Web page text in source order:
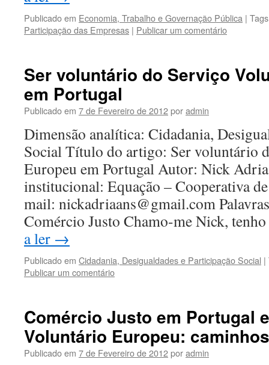
Publicado em Economia, Trabalho e Governação Pública | Tags
Participação das Empresas | Publicar um comentário
Ser voluntário do Serviço
em Portugal
Publicado em 7 de Fevereiro de 2012poradmin
Dimensão analítica: Cidadania,
Social Título do artigo: Ser voluntário
Europeu em Portugal Autor: Nick
institucional: Equação – Cooperativa
mail: nickadriaans@gmail.com
Comércio Justo Chamo-me Nick,
a ler →
Publicado em Cidadania, Desigualdades e Participação Social |
Publicar um comentário
Comércio Justo em Portugal
Voluntário Europeu:
Publicado em 7 de Fevereiro de 2012poradmin